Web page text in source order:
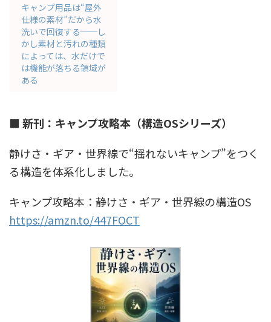
キャンプ用品は“屋外
仕様の素材”だから水
洗いで回復する──し
かし素材と汚れの種類
によっては、水だけで
は機能が落ちる領域が
ある
■ 新刊：キャンプ攻略本（構造OSシリーズ）
静けさ・ギア・世界線で“揺れないキャンプ”をつく
る構造を体系化しました。
キャンプ攻略本：静けさ・ギア・世界線の構造OS
https://amzn.to/447FOCT